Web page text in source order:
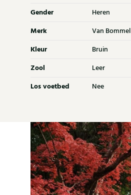
Gender Heren
Merk Van Bommel
Kleur Bruin
Zool Leer
Los voetbed Nee